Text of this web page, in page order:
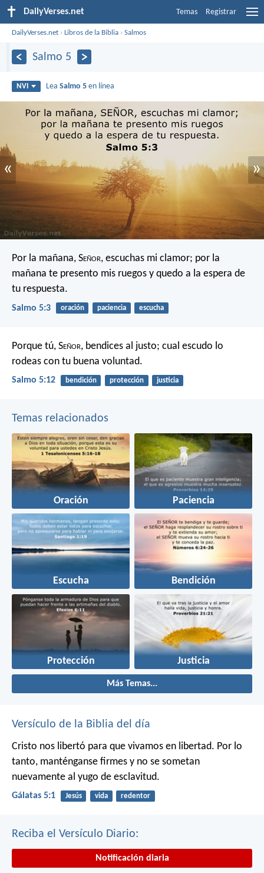
DailyVerses.net Temas Registrar
DailyVerses.net ›Libros de la Biblia ›Salmos
Salmo 5
NVI LeaSalmo 5 en línea
« »
Por la mañana, Señor, escuchas mi clamor; por la
mañana te presento mis ruegos y quedo a la espera de
tu respuesta.
Salmo 5:3 oración paciencia escucha
Porque tú, Señor, bendices al justo; cual escudo lo
rodeas con tu buena voluntad.
Salmo 5:12 bendición protección justicia
Temas relacionados
Oración Paciencia
Escucha Bendición
Protección Justicia
Más Temas...
Versículo de la Biblia del día
Cristo nos libertó para que vivamos en libertad. Por lo
tanto, manténganse firmes y no se sometan
nuevamente al yugo de esclavitud.
Gálatas 5:1 Jesús vida redentor
Reciba el Versículo Diario:
Notificación diaria